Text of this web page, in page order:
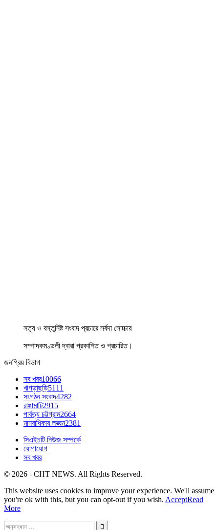
সত্য ও বস্তুনিষ্ট সংবাদ প্রচারে সর্বদা সোচ্চার
সম্পাদকমণ্ডলী দ্বারা প্রকাশিত ও প্রচারিত।
জনপ্রিয় বিভাগ
সব খবর10066
খাগড়াছড়ি5111
সংগঠন সংবাদ4282
রাঙামাটি2915
পার্বত্য চট্টগ্রাম2664
মানবাধিকার লঙ্ঘন2381
সিএইচটি নিউজ সম্পর্কে
যোগাযোগ
সব খবর
© 2026 - CHT NEWS. All Rights Reserved.
This website uses cookies to improve your experience. We'll assume
you're ok with this, but you can opt-out if you wish. AcceptRead
More